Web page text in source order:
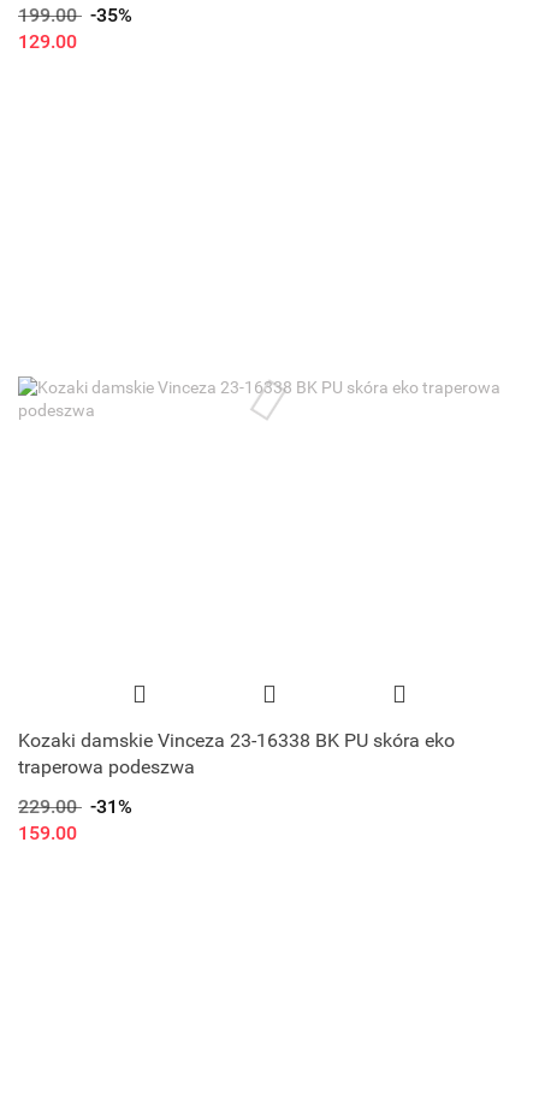
199.00 -35%
129.00
Kozaki damskie Vinceza 23-16338 BK PU skóra eko
traperowa podeszwa
229.00 -31%
159.00